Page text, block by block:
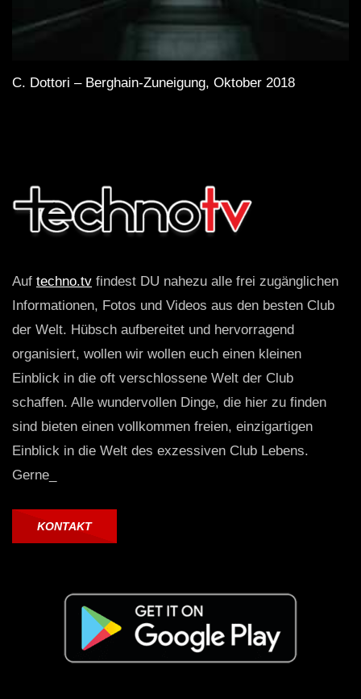
C. Dottori – Berghain-Zuneigung, Oktober 2018
Auf techno.tv findest DU nahezu alle frei zugänglichen
Informationen, Fotos und Videos aus den besten Club
der Welt. Hübsch aufbereitet und hervorragend
organisiert, wollen wir wollen euch einen kleinen
Einblick in die oft verschlossene Welt der Club
schaffen. Alle wundervollen Dinge, die hier zu finden
sind bieten einen vollkommen freien, einzigartigen
Einblick in die Welt des exzessiven Club Lebens.
Gerne_
KONTAKT